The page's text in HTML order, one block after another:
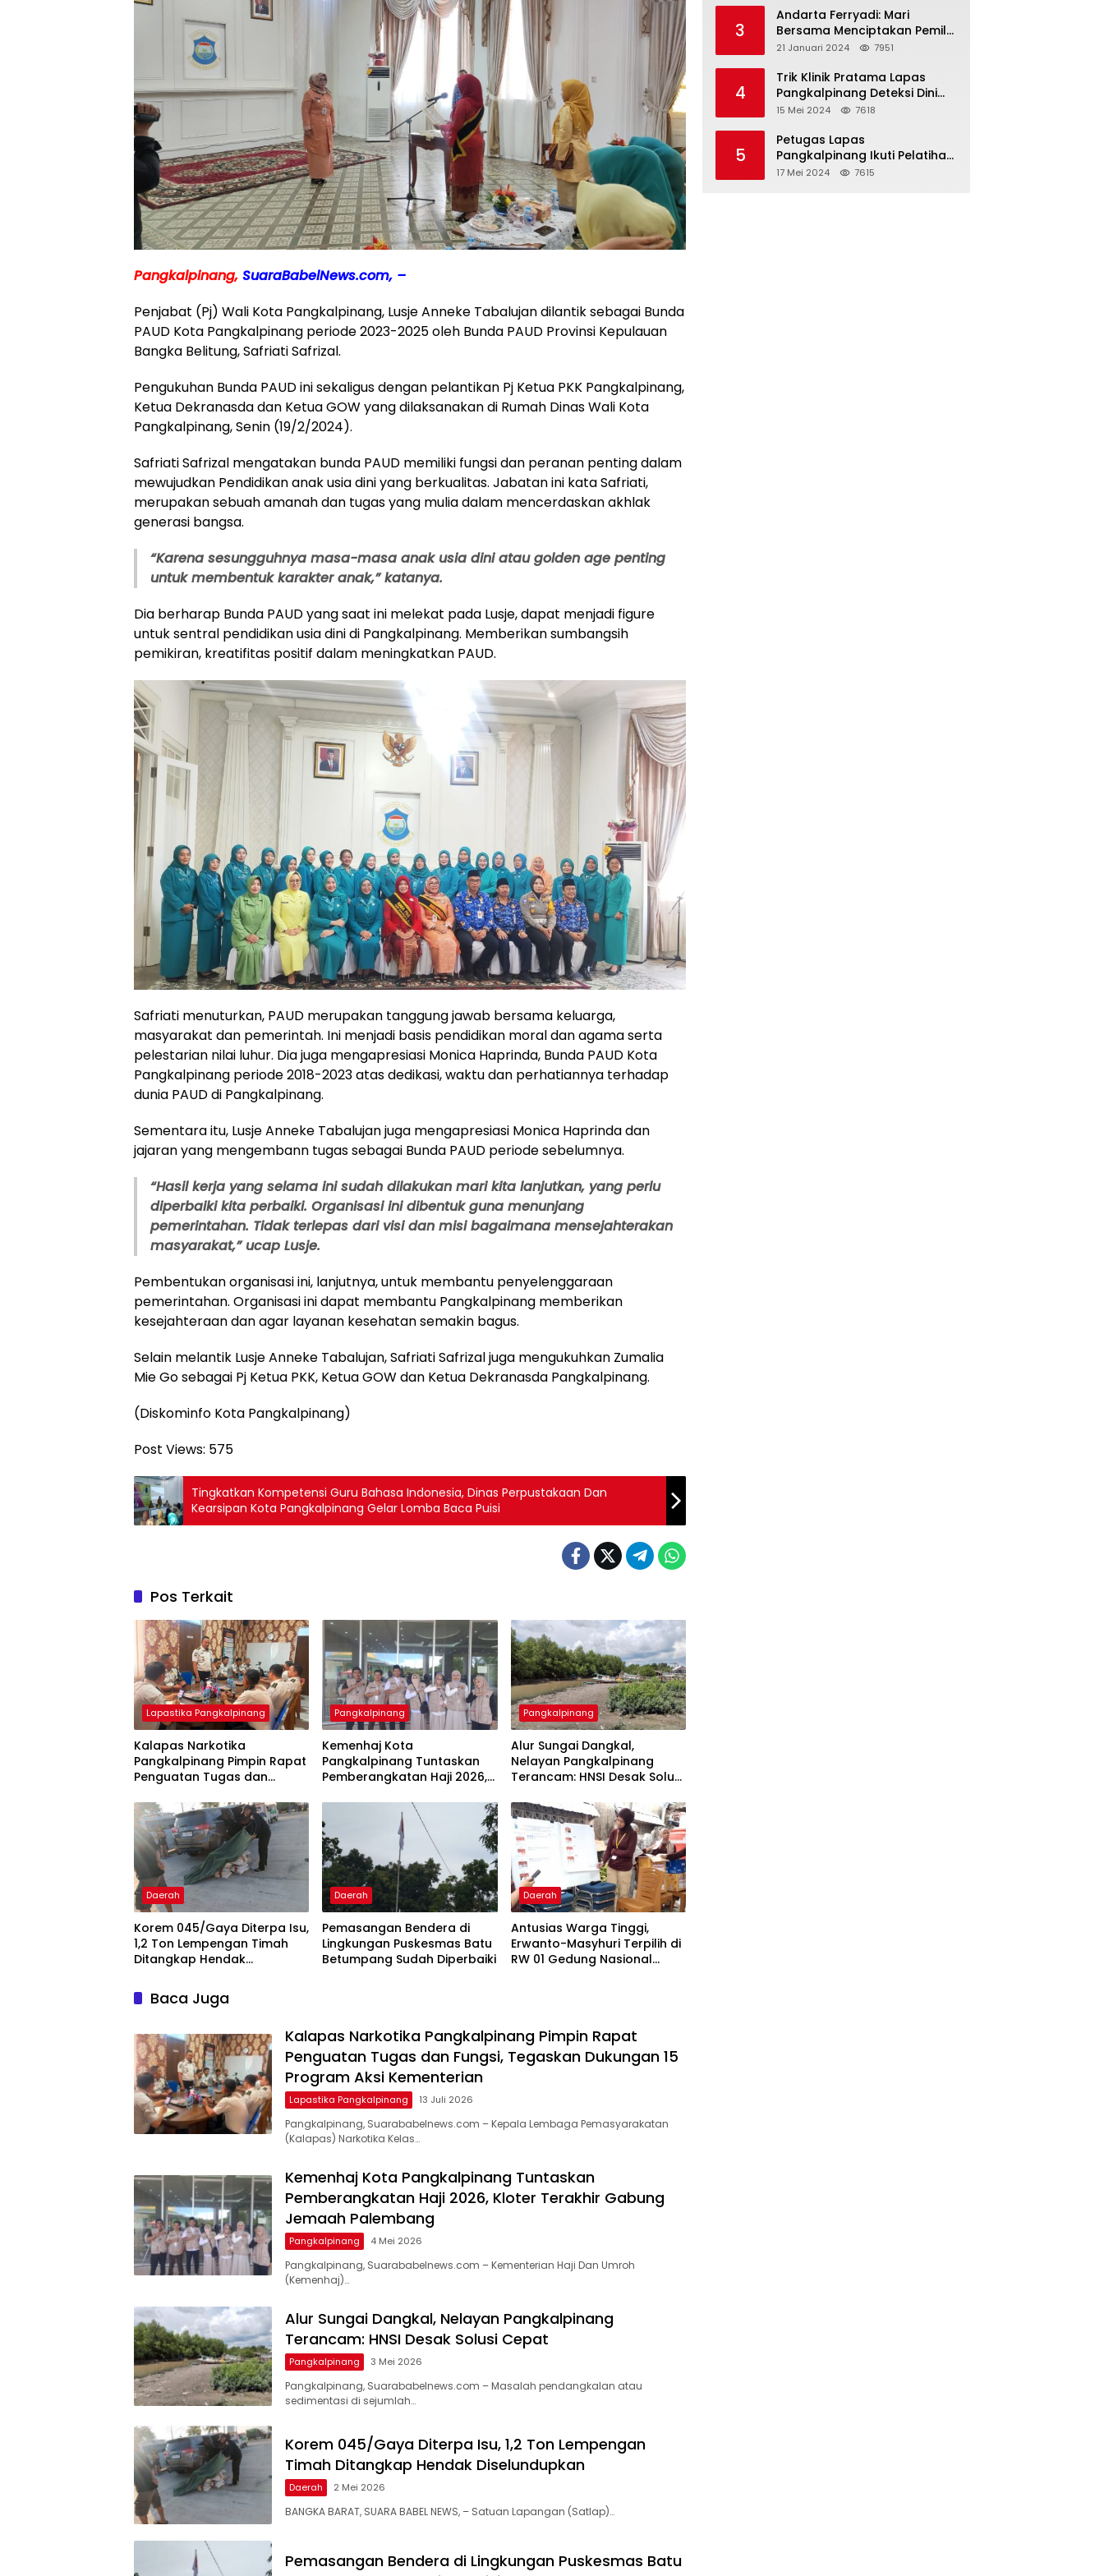
Pangkalpinang, SuaraBabelNews.com, –
Penjabat (Pj) Wali Kota Pangkalpinang, Lusje Anneke Tabalujan dilantik sebagai Bunda
PAUD Kota Pangkalpinang periode 2023-2025 oleh Bunda PAUD Provinsi Kepulauan
Bangka Belitung, Safriati Safrizal.
Pengukuhan Bunda PAUD ini sekaligus dengan pelantikan Pj Ketua PKK Pangkalpinang,
Ketua Dekranasda dan Ketua GOW yang dilaksanakan di Rumah Dinas Wali Kota
Pangkalpinang, Senin (19/2/2024).
Safriati Safrizal mengatakan bunda PAUD memiliki fungsi dan peranan penting dalam
mewujudkan Pendidikan anak usia dini yang berkualitas. Jabatan ini kata Safriati,
merupakan sebuah amanah dan tugas yang mulia dalam mencerdaskan akhlak
generasi bangsa.
“Karena sesungguhnya masa-masa anak usia dini atau golden age penting
untuk membentuk karakter anak,” katanya.
Dia berharap Bunda PAUD yang saat ini melekat pada Lusje, dapat menjadi figure
untuk sentral pendidikan usia dini di Pangkalpinang. Memberikan sumbangsih
pemikiran, kreatifitas positif dalam meningkatkan PAUD.
Safriati menuturkan, PAUD merupakan tanggung jawab bersama keluarga,
masyarakat dan pemerintah. Ini menjadi basis pendidikan moral dan agama serta
pelestarian nilai luhur. Dia juga mengapresiasi Monica Haprinda, Bunda PAUD Kota
Pangkalpinang periode 2018-2023 atas dedikasi, waktu dan perhatiannya terhadap
dunia PAUD di Pangkalpinang.
Sementara itu, Lusje Anneke Tabalujan juga mengapresiasi Monica Haprinda dan
jajaran yang mengembann tugas sebagai Bunda PAUD periode sebelumnya.
“Hasil kerja yang selama ini sudah dilakukan mari kita lanjutkan, yang perlu
diperbaiki kita perbaiki. Organisasi ini dibentuk guna menunjang
pemerintahan. Tidak terlepas dari visi dan misi bagaimana mensejahterakan
masyarakat,” ucap Lusje.
Pembentukan organisasi ini, lanjutnya, untuk membantu penyelenggaraan
pemerintahan. Organisasi ini dapat membantu Pangkalpinang memberikan
kesejahteraan dan agar layanan kesehatan semakin bagus.
Selain melantik Lusje Anneke Tabalujan, Safriati Safrizal juga mengukuhkan Zumalia
Mie Go sebagai Pj Ketua PKK, Ketua GOW dan Ketua Dekranasda Pangkalpinang.
(Diskominfo Kota Pangkalpinang)
Post Views: 575
Tingkatkan Kompetensi Guru Bahasa Indonesia, Dinas Perpustakaan Dan
Kearsipan Kota Pangkalpinang Gelar Lomba Baca Puisi
Pos Terkait
Lapastika Pangkalpinang
Kalapas Narkotika
Pangkalpinang Pimpin Rapat
Penguatan Tugas dan
15 Program Aksi Kementerian
Pangkalpinang
Kemenhaj Kota
Pangkalpinang Tuntaskan
Pemberangkatan Haji 2026,
Jemaah Palembang
Pangkalpinang
Alur Sungai Dangkal,
Nelayan Pangkalpinang
Terancam: HNSI Desak Solusi
Daerah
Korem 045/Gaya Diterpa Isu,
1,2 Ton Lempengan Timah
Ditangkap Hendak
Daerah
Pemasangan Bendera di
Lingkungan Puskesmas Batu
Betumpang Sudah Diperbaiki
Daerah
Antusias Warga Tinggi,
Erwanto-Masyhuri Terpilih di
RW 01 Gedung Nasional
Baca Juga
Kalapas Narkotika Pangkalpinang Pimpin Rapat
Penguatan Tugas dan Fungsi, Tegaskan Dukungan 15
Program Aksi Kementerian
Lapastika Pangkalpinang 13 Juli 2026
Pangkalpinang, Suarababelnews.com – Kepala Lembaga Pemasyarakatan
(Kalapas) Narkotika Kelas…
Kemenhaj Kota Pangkalpinang Tuntaskan
Pemberangkatan Haji 2026, Kloter Terakhir Gabung
Jemaah Palembang
Pangkalpinang 4 Mei 2026
Pangkalpinang, Suarababelnews.com – Kementerian Haji Dan Umroh
(Kemenhaj)…
Alur Sungai Dangkal, Nelayan Pangkalpinang
Terancam: HNSI Desak Solusi Cepat
Pangkalpinang 3 Mei 2026
Pangkalpinang, Suarababelnews.com – Masalah pendangkalan atau
sedimentasi di sejumlah…
Korem 045/Gaya Diterpa Isu, 1,2 Ton Lempengan
Timah Ditangkap Hendak Diselundupkan
Daerah 2 Mei 2026
BANGKA BARAT, SUARA BABEL NEWS, – Satuan Lapangan (Satlap)…
Pemasangan Bendera di Lingkungan Puskesmas Batu
Binaan
3
Andarta Ferryadi: Mari
Bersama Menciptakan Pemilu
2024 yang Damai, Jujur dan
21 Januari 2024 7951
4
Trik Klinik Pratama Lapas
Pangkalpinang Deteksi Dini
HIV/AIDS dengan VCT Mobile
15 Mei 2024 7618
5
Petugas Lapas
Pangkalpinang Ikuti Pelatihan
Teknis Pemasyarakatan di
17 Mei 2024 7615